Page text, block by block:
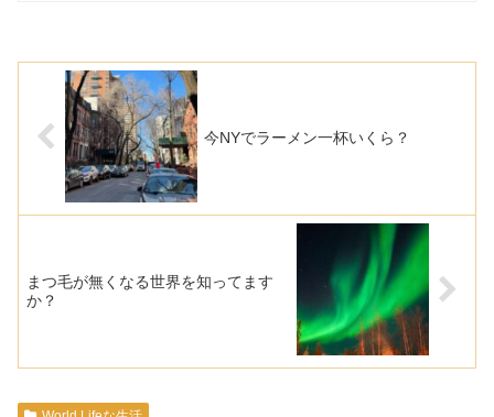
今NYでラーメン一杯いくら？
まつ毛が無くなる世界を知ってます
か？